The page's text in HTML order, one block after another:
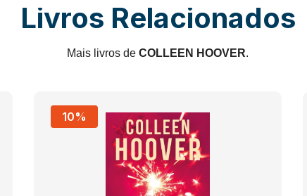
Livros Relacionados
Mais livros de COLLEEN HOOVER.
10%